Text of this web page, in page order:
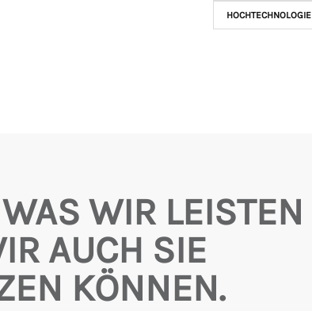
HOCHTECHNOLOGIE
WIR LEISTEN
AUCH SIE
KÖNNEN.